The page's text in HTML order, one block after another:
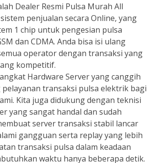
Dealer Resmi Pulsa Murah All
penjualan secara Online, yang
1 chip untuk pengesian pulsa
dan CDMA. Anda bisa isi ulang
operator dengan transaksi yang
kompetitif.
Hardware Server yang canggih
transaksi pulsa elektrik bagi
Kita juga didukung dengan teknisi
yang sangat handal dan sudah
server transaksi stabil lancar
gangguan serta replay yang lebih
transaksi pulsa dalam keadaan
waktu hanya beberapa detik.